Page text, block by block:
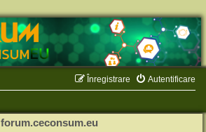
Autentificare
Înregistrare
forum.ceconsum.eu